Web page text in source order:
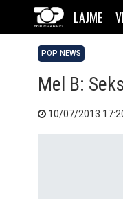
LAJME
POP NEWS
Mel B:
10/07/2013